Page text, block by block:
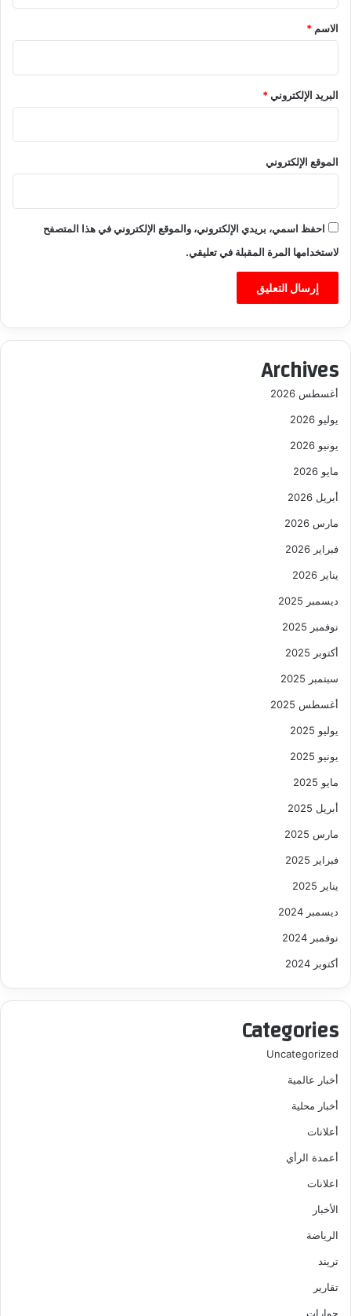
*
الاسم *
البريد الإلكتروني*
الموقع الإلكتروني
احفظ اسمي، بريدي الإلكتروني، والموقع الإلكتروني في هذا المتصفح
لاستخدامها المرة المقبلة في تعليقي.
Archives
أغسطس 2026
يوليو 2026
يونيو 2026
مايو 2026
أبريل 2026
مارس 2026
فبراير 2026
يناير 2026
ديسمبر 2025
نوفمبر 2025
أكتوبر 2025
سبتمبر 2025
أغسطس 2025
يوليو 2025
يونيو 2025
مايو 2025
أبريل 2025
مارس 2025
فبراير 2025
يناير 2025
ديسمبر 2024
نوفمبر 2024
أكتوبر 2024
Categories
Uncategorized
أخبار عالمية
أخبار محلية
أعلانات
أعمدة الرأي
اعلانات
الأخبار
الرياضة
تريند
تقارير
حوارات